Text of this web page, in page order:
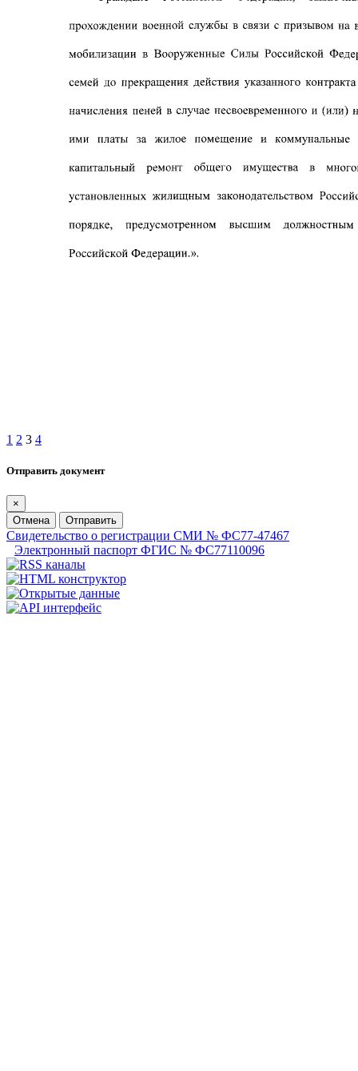
1 2 3 4
Отправить документ
×
Отмена
Отправить
Свидетельство о регистрации СМИ № ФС77-47467
Электронный паспорт ФГИС № ФС77110096